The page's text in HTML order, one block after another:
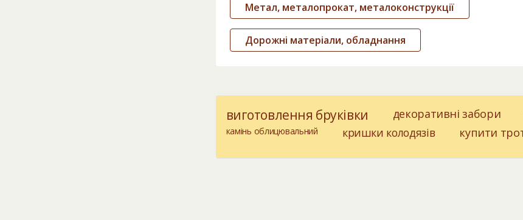
Метал, металопрокат, металоконструкції
Дорожні матеріали, обладнання
виготовлення бруківки декоративні забори
камінь облицювальний
кришки колодязів купити